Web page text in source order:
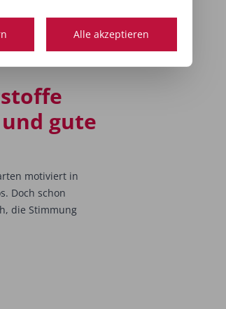
gute
motiviert in
Doch schon
die Stimmung
Alle akzeptieren